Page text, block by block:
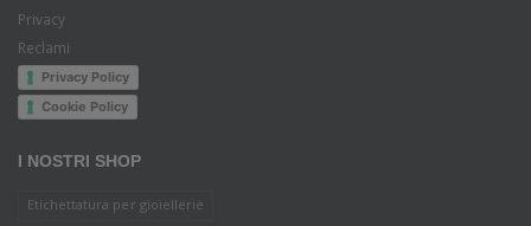
Privacy
Reclami
Privacy Policy
Cookie Policy
I NOSTRI SHOP
Etichettatura per gioiellerie